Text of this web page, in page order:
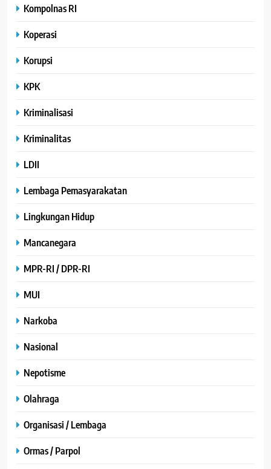
Kompolnas RI
Koperasi
Korupsi
KPK
Kriminalisasi
Kriminalitas
LDII
Lembaga Pemasyarakatan
Lingkungan Hidup
Mancanegara
MPR-RI / DPR-RI
MUI
Narkoba
Nasional
Nepotisme
Olahraga
Organisasi / Lembaga
Ormas / Parpol